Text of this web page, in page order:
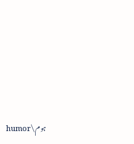
ہوم humor